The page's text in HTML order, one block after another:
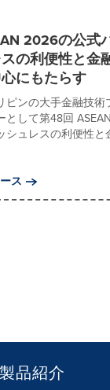
2026の公式
の利便性と金
にもたらす
ピンの大手金融技
として第48回
シュレスの利便性
ス
製品紹介